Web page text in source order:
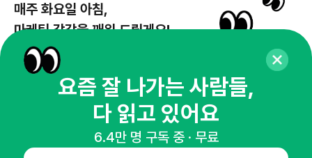
매주 화요일 아침,
마케팅 감각을 깨워 드릴게요!
65,043명의 마케터를 성장시키는 뉴스레터
뉴스레터 구독하기
NHN AD
요즘 잘 나가는 사람들,
다 읽고 있어요
6.4만 명 구독 중 · 무료